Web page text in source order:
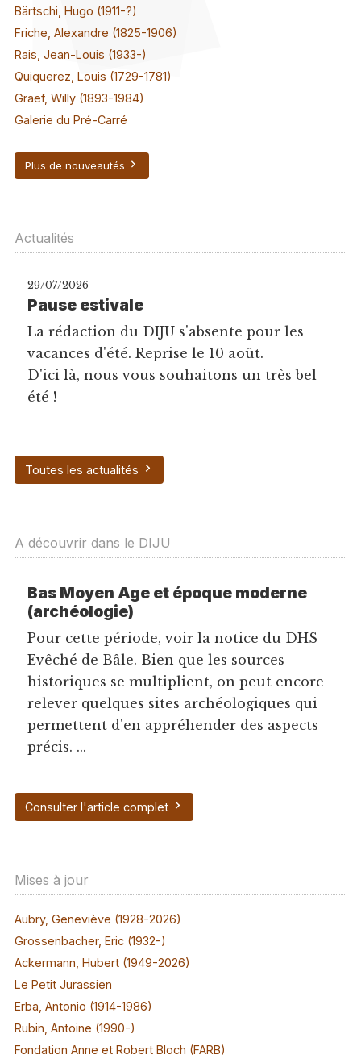
Bärtschi, Hugo (1911-?)
Friche, Alexandre (1825-1906)
Rais, Jean-Louis (1933-)
Quiquerez, Louis (1729-1781)
Graef, Willy (1893-1984)
Galerie du Pré-Carré
Plus de nouveautés
Actualités
29/07/2026
Pause estivale
La rédaction du DIJU s'absente pour les
vacances d'été. Reprise le 10 août.
D'ici là, nous vous souhaitons un très bel
été !
Toutes les actualités
A découvrir dans le DIJU
Bas Moyen Age et époque moderne
(archéologie)
Pour cette période, voir la notice du DHS
Evêché de Bâle. Bien que les sources
historiques se multiplient, on peut encore
relever quelques sites archéologiques qui
permettent d'en appréhender des aspects
précis. ...
Consulter l'article complet
Mises à jour
Aubry, Geneviève (1928-2026)
Grossenbacher, Eric (1932-)
Ackermann, Hubert (1949-2026)
Le Petit Jurassien
Erba, Antonio (1914-1986)
Rubin, Antoine (1990-)
Fondation Anne et Robert Bloch (FARB)